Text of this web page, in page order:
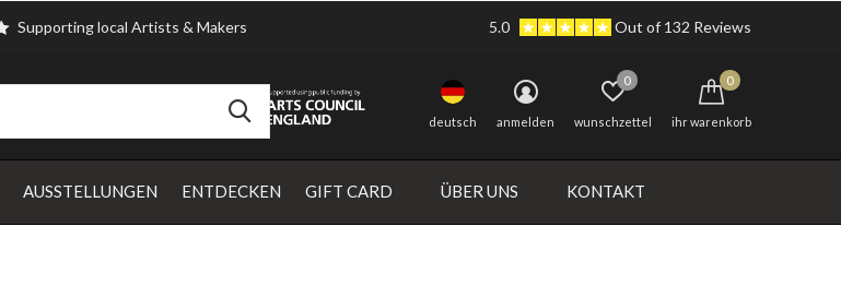
AUSSTELLUNGEN ENTDECKEN GIFT CARD ÜBER UNS KONTAKT
deutsch anmelden wunschzettel
0
ihr warenkorb
0
Supporting local Artists & Makers 5.0 Out of 132 Reviews